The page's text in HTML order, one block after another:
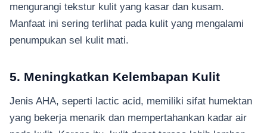
mengurangi tekstur kulit yang kasar dan kusam.
Manfaat ini sering terlihat pada kulit yang mengalami
penumpukan sel kulit mati.
5. Meningkatkan Kelembapan Kulit
Jenis AHA, seperti lactic acid, memiliki sifat humektan
yang bekerja menarik dan mempertahankan kadar air